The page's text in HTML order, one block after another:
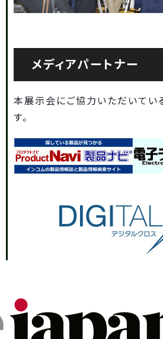
メディアパートナー
本展示会にご協力いただいてい
す。